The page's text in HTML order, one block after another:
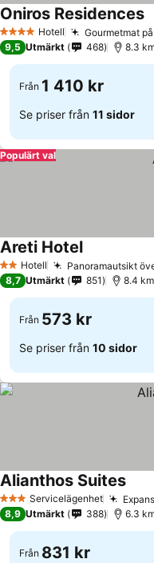
4 StjärnorHotell Gourmetmat
Oniros Residences
9,5 Utmärkt 468 8.3
Från 1 410 kr
Se priser från 11 sidor
Populärt val
2 Stjärnor
Hotell Panoramautsikt
Areti Hotel
8,7 Utmärkt 851 8.4
Från 573 kr
Se priser från 10 sidor
3 StjärnorServicelägenhet
Alianthos Suites
8,9 Utmärkt 388 6.3
Från 831 kr